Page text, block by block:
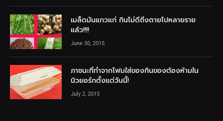
เมล็ดมันแกวแก่ กินไม่ดีถึงตายไปหลายราย
แล้ว!!!!
June 30, 2015
ภาชนะที่ทำจากโฟมใส่ของกินของต้องห้ามใน
นิวยอร์กตั้งแต่วันนี้!
July 2, 2015